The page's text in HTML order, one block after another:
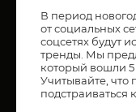
В период
от социальных
соцсетях будут
тренды. Мы
который вошли 5
Учитывайте, что
подстраиваться